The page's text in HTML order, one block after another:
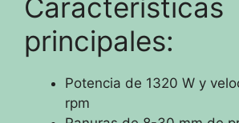
Características
principales:
Potencia de 1320 W y
rpm